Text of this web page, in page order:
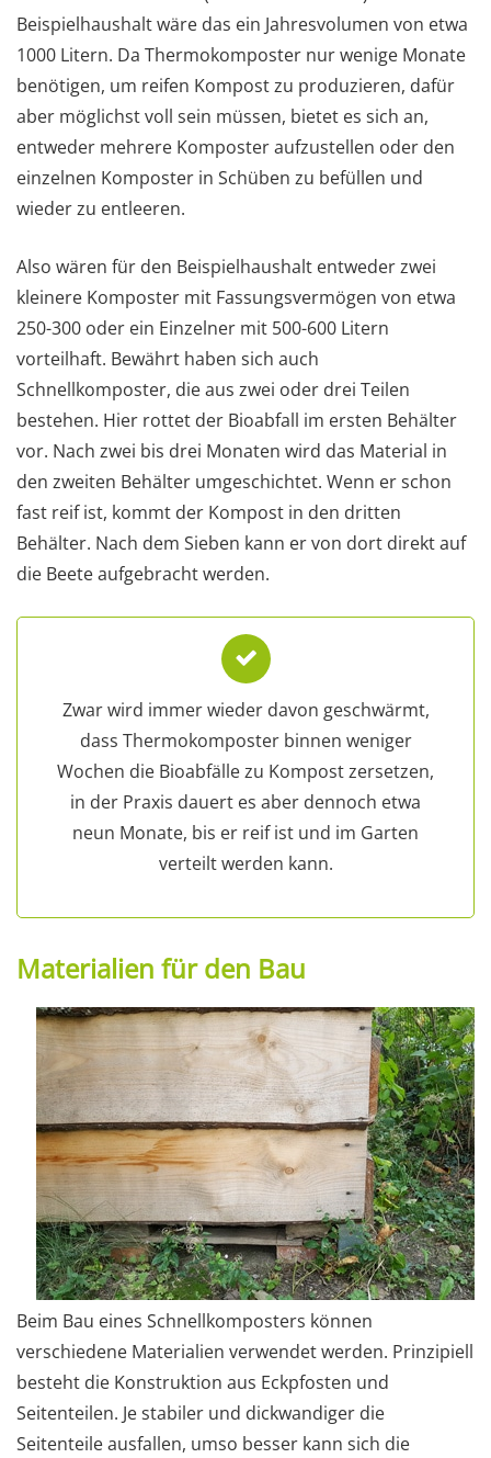
Beispielhaushalt wäre das ein Jahresvolumen von etwa
1000 Litern. Da Thermokomposter nur wenige Monate
benötigen, um reifen Kompost zu produzieren, dafür
aber möglichst voll sein müssen, bietet es sich an,
entweder mehrere Komposter aufzustellen oder den
einzelnen Komposter in Schüben zu befüllen und
wieder zu entleeren.
Also wären für den Beispielhaushalt entweder zwei
kleinere Komposter mit Fassungsvermögen von etwa
250-300 oder ein Einzelner mit 500-600 Litern
vorteilhaft. Bewährt haben sich auch
Schnellkomposter, die aus zwei oder drei Teilen
bestehen. Hier rottet der Bioabfall im ersten Behälter
vor. Nach zwei bis drei Monaten wird das Material in
den zweiten Behälter umgeschichtet. Wenn er schon
fast reif ist, kommt der Kompost in den dritten
Behälter. Nach dem Sieben kann er von dort direkt auf
die Beete aufgebracht werden.
Zwar wird immer wieder davon geschwärmt,
dass Thermokomposter binnen weniger
Wochen die Bioabfälle zu Kompost zersetzen,
in der Praxis dauert es aber dennoch etwa
neun Monate, bis er reif ist und im Garten
verteilt werden kann.
Materialien für den Bau
Beim Bau eines Schnellkomposters können
verschiedene Materialien verwendet werden. Prinzipiell
besteht die Konstruktion aus Eckpfosten und
Seitenteilen. Je stabiler und dickwandiger die
Seitenteile ausfallen, umso besser kann sich die